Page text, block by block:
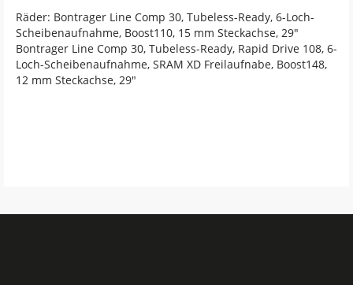
Räder: Bontrager Line Comp 30, Tubeless-Ready, 6-Loch-
Scheibenaufnahme, Boost110, 15 mm Steckachse, 29"
Bontrager Line Comp 30, Tubeless-Ready, Rapid Drive 108, 6-
Loch-Scheibenaufnahme, SRAM XD Freilaufnabe, Boost148,
12 mm Steckachse, 29"